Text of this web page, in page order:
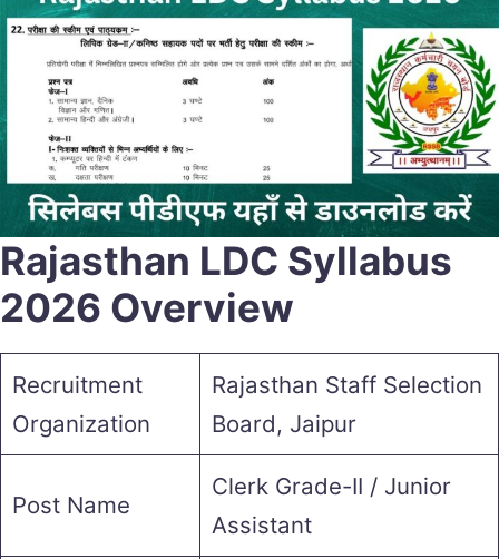
Rajasthan LDC Syllabus
2026 Overview
Recruitment
Organization
Rajasthan Staff Selection
Board, Jaipur
Post Name
Clerk Grade-II / Junior
Assistant